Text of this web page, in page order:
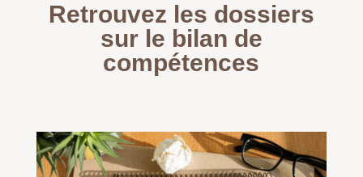
Retrouvez les dossiers
sur le bilan de
compétences